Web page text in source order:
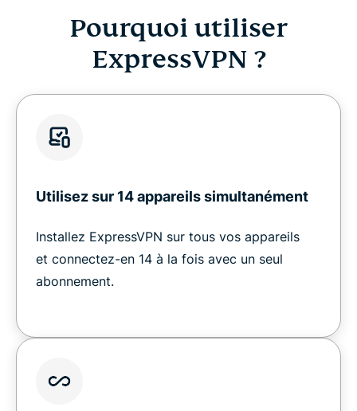
Pourquoi utiliser
ExpressVPN ?
Utilisez sur 14 appareils simultanément
Installez ExpressVPN sur tous vos appareils
et connectez-en 14 à la fois avec un seul
abonnement.